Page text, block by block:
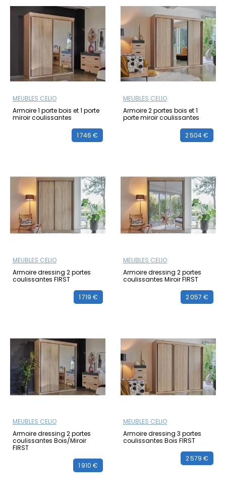
MEUBLES CELIO
Armoire 1 porte bois et 1 porte
miroir coulissantes
1 746 €
MEUBLES CELIO
Armoire 2 portes bois et 1
porte miroir coulissantes
2 504 €
MEUBLES CELIO
Armoire dressing 2 portes
coulissantes FIRST
1 719 €
MEUBLES CELIO
Armoire dressing 2 portes
coulissantes Miroir FIRST
2 057 €
MEUBLES CELIO
Armoire dressing 2 portes
coulissantes Bois/Miroir
FIRST
1 910 €
MEUBLES CELIO
Armoire dressing 3 portes
coulissantes Bois FIRST
2 579 €